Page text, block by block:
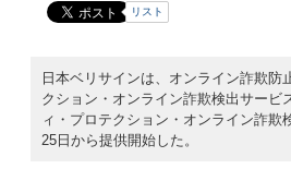
リスト
日本ベリサインは、オンライン詐欺
クション・オンライン詐欺検出サー
ィ・プロテクション・オンライン詐
25日から提供開始した。